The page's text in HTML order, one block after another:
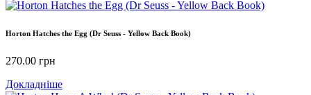
Horton Hatches the Egg (Dr Seuss - Yellow Back Book)
270.00 грн
Докладніше